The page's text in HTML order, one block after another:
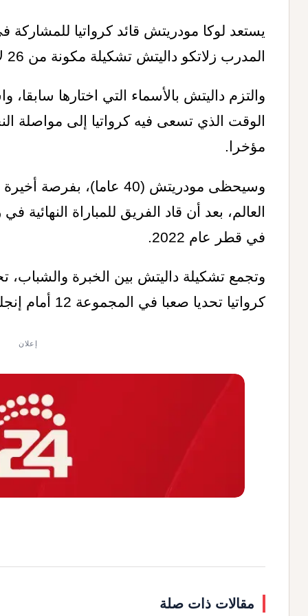
يستعد لوكا مودريتش قائد كرواتيا للمشاركة
المدرب زلاتكو داليتش تشكيلة مكونة من 26 لاعبا دون إجراء أي تغييرات
والتزم داليتش بالأسماء التي اختارها
الوقت الذي تسعى فيه كرواتيا إلى مواصلة
‌مؤخرا .
وسيحظى مودريتش (40
في قطر عام 2022
.
وتجمع تشكيلة داليتش بين الخبرة والشباب،
كرواتيا تحديا صعبا في المجموعة 12 أمام إنجلترا وغانا وبنما
إعلان
مقالات ذات صلة